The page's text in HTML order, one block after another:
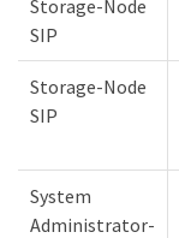
Storage-Node
SIP
Storage-Node
SIP
System
Administrator-